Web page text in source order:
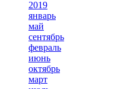
2019
январь
май
сентябрь
февраль
июнь
октябрь
март